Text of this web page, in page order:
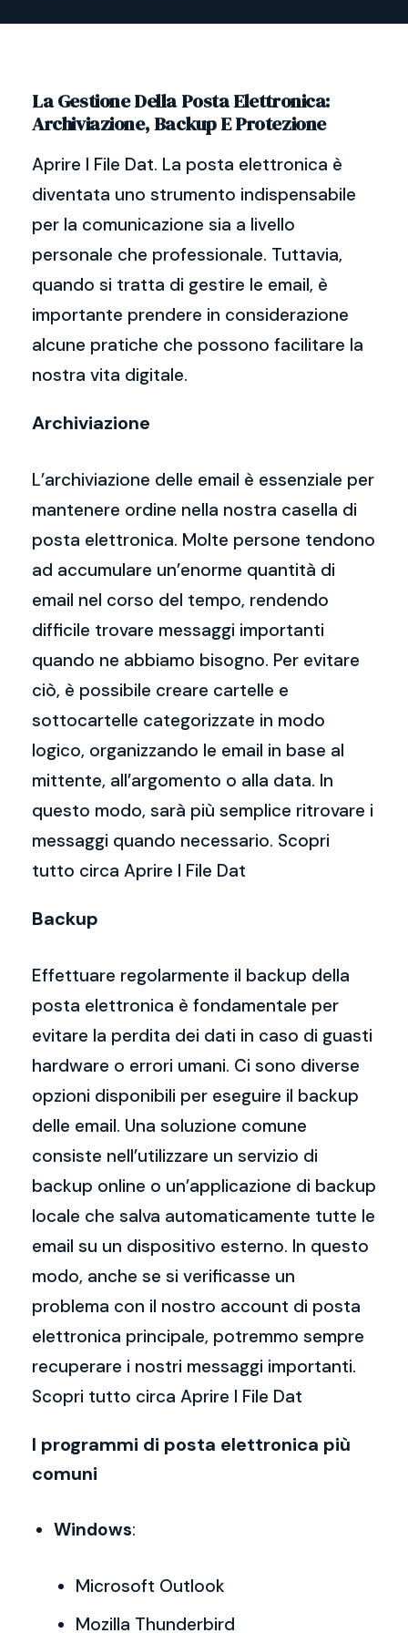
La Gestione Della Posta Elettronica:
Archiviazione, Backup E Protezione
Aprire I File Dat. La posta elettronica è
diventata uno strumento indispensabile
per la comunicazione sia a livello
personale che professionale. Tuttavia,
quando si tratta di gestire le email, è
importante prendere in considerazione
alcune pratiche che possono facilitare la
nostra vita digitale.
Archiviazione
L’archiviazione delle email è essenziale per
mantenere ordine nella nostra casella di
posta elettronica. Molte persone tendono
ad accumulare un’enorme quantità di
email nel corso del tempo, rendendo
difficile trovare messaggi importanti
quando ne abbiamo bisogno. Per evitare
ciò, è possibile creare cartelle e
sottocartelle categorizzate in modo
logico, organizzando le email in base al
mittente, all’argomento o alla data. In
questo modo, sarà più semplice ritrovare i
messaggi quando necessario. Scopri
tutto circa Aprire I File Dat
Backup
Effettuare regolarmente il backup della
posta elettronica è fondamentale per
evitare la perdita dei dati in caso di guasti
hardware o errori umani. Ci sono diverse
opzioni disponibili per eseguire il backup
delle email. Una soluzione comune
consiste nell’utilizzare un servizio di
backup online o un’applicazione di backup
locale che salva automaticamente tutte le
email su un dispositivo esterno. In questo
modo, anche se si verificasse un
problema con il nostro account di posta
elettronica principale, potremmo sempre
recuperare i nostri messaggi importanti.
Scopri tutto circa Aprire I File Dat
I programmi di posta elettronica più
comuni
Windows:
Microsoft Outlook
Mozilla Thunderbird